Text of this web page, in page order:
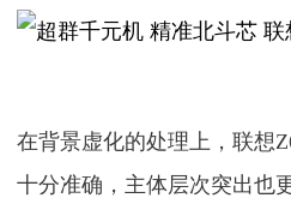
在背景虚化的处理上，联想
十分准确，主体层次突出也